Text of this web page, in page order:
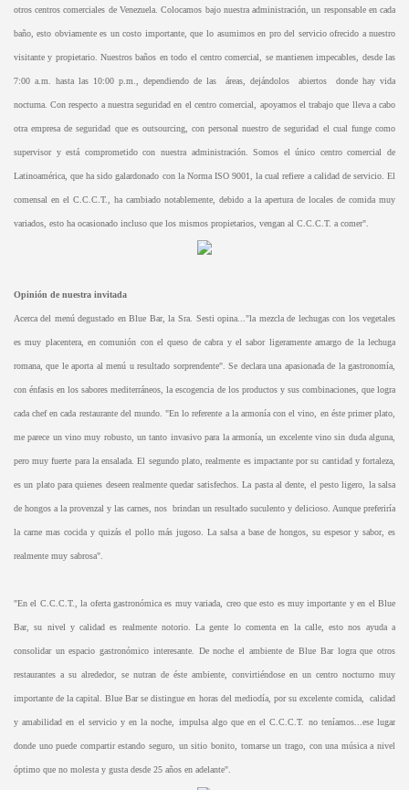
otros centros comerciales de Venezuela. Colocamos bajo nuestra administración, un responsable en cada
baño, esto obviamente es un costo importante, que lo asumimos en pro del servicio ofrecido a nuestro
visitante y propietario. Nuestros baños en todo el centro comercial, se mantienen impecables, desde las
7:00 a.m. hasta las 10:00 p.m., dependiendo de las áreas, dejándolos abiertos donde hay vida
nocturna. Con respecto a nuestra seguridad en el centro comercial, apoyamos el trabajo que lleva a cabo
otra empresa de seguridad que es outsourcing, con personal nuestro de seguridad el cual funge como
supervisor y está comprometido con nuestra administración. Somos el único centro comercial de
Latinoamérica, que ha sido galardonado con la Norma ISO 9001, la cual refiere a calidad de servicio. El
comensal en el C.C.C.T., ha cambiado notablemente, debido a la apertura de locales de comida muy
variados, esto ha ocasionado incluso que los mismos propietarios, vengan al C.C.C.T. a comer".
Opinión de nuestra invitada
Acerca del menú degustado en Blue Bar, la Sra. Sesti opina..."la mezcla de lechugas con los vegetales
es muy placentera, en comunión con el queso de cabra y el sabor ligeramente amargo de la lechuga
romana, que le aporta al menú u resultado sorprendente". Se declara una apasionada de la gastronomía,
con énfasis en los sabores mediterráneos, la escogencia de los productos y sus combinaciones, que logra
cada chef en cada restaurante del mundo. "En lo referente a la armonía con el vino, en éste primer plato,
me parece un vino muy robusto, un tanto invasivo para la armonía, un excelente vino sin duda alguna,
pero muy fuerte para la ensalada. El segundo plato, realmente es impactante por su cantidad y fortaleza,
es un plato para quienes deseen realmente quedar satisfechos. La pasta al dente, el pesto ligero, la salsa
de hongos a la provenzal y las carnes, nos brindan un resultado suculento y delicioso. Aunque preferiría
la carne mas cocida y quizás el pollo más jugoso. La salsa a base de hongos, su espesor y sabor, es
realmente muy sabrosa".
"En el C.C.C.T., la oferta gastronómica es muy variada, creo que esto es muy importante y en el Blue
Bar, su nivel y calidad es realmente notorio. La gente lo comenta en la calle, esto nos ayuda a
consolidar un espacio gastronómico interesante. De noche el ambiente de Blue Bar logra que otros
restaurantes a su alrededor, se nutran de éste ambiente, convirtiéndose en un centro nocturno muy
importante de la capital. Blue Bar se distingue en horas del mediodía, por su excelente comida, calidad
y amabilidad en el servicio y en la noche, impulsa algo que en el C.C.C.T. no teníamos...ese lugar
donde uno puede compartir estando seguro, un sitio bonito, tomarse un trago, con una música a nivel
óptimo que no molesta y gusta desde 25 años en adelante".